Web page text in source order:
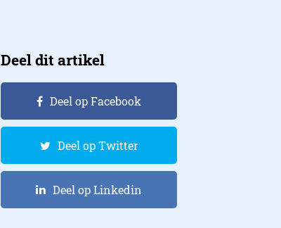
Deel dit artikel
Deel op Facebook
Deel op Twitter
Deel op Linkedin